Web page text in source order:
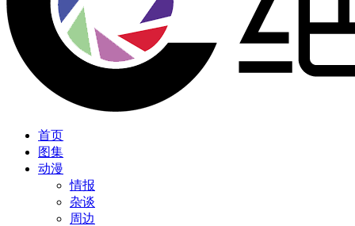
首页
图集
动漫
情报
杂谈
周边